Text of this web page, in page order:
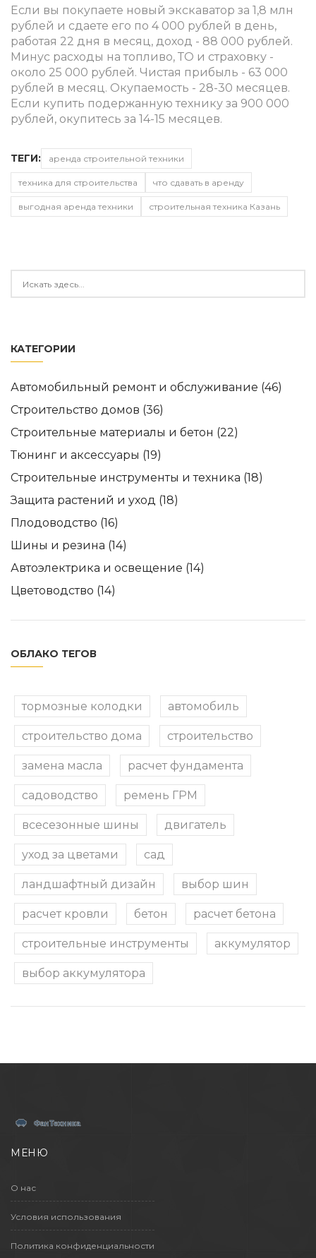
Если вы покупаете новый экскаватор за 1,8 млн
рублей и сдаете его по 4 000 рублей в день,
работая 22 дня в месяц, доход - 88 000 рублей.
Минус расходы на топливо, ТО и страховку -
около 25 000 рублей. Чистая прибыль - 63 000
рублей в месяц. Окупаемость - 28-30 месяцев.
Если купить подержанную технику за 900 000
рублей, окупитесь за 14-15 месяцев.
ТЕГИ: аренда строительной техники
техника для строительства что сдавать в аренду
выгодная аренда техники строительная техника Казань
КАТЕГОРИИ
Автомобильный ремонт и обслуживание (46)
Строительство домов (36)
Строительные материалы и бетон (22)
Тюнинг и аксессуары (19)
Строительные инструменты и техника (18)
Защита растений и уход (18)
Плодоводство (16)
Шины и резина (14)
Автоэлектрика и освещение (14)
Цветоводство (14)
ОБЛАКО ТЕГОВ
тормозные колодки автомобиль
строительство дома строительство
замена масла расчет фундамента
садоводство ремень ГРМ
всесезонные шины двигатель
уход за цветами сад
ландшафтный дизайн выбор шин
расчет кровли бетон расчет бетона
строительные инструменты аккумулятор
выбор аккумулятора
МЕНЮ
О нас
Условия использования
Политика конфиденциальности